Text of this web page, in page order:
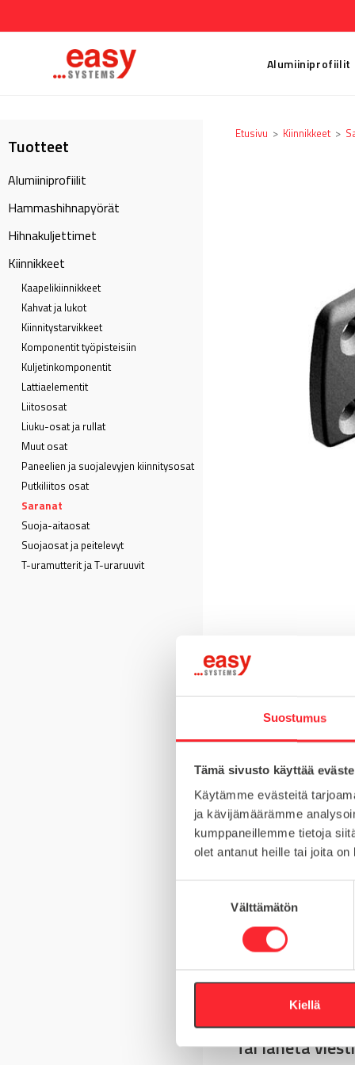
Suostumus
Tämä sivusto käyttää
Käytämme evästeitä
ja kävijämäärämme
kumppaneillemme tietoja
olet antanut heille tai joita
k
Välttämätön
Kiellä
Alumiiniprofiilit
Tuotteet
Alumiiniprofiilit
Hammashihnapyörät
Hihnakuljettimet
Kiinnikkeet
Kaapeli­kiinnikkeet
Kahvat ja lukot
Kiinnitystarvikkeet
Komponentit työpisteisiin
Kuljetin­komponentit
Lattia­elementit
Liitososat
Liuku-osat ja rullat
Muut osat
Paneelien ja suojalevyjen kiinnitysosat
Putkiliitos osat
Saranat
Suoja-aitaosat
Suojaosat ja peitelevyt
T-uramutterit ja T-uraruuvit
Etusivu > Kiinnikkeet >
MATERIAALI
MYYNTIERÄ
URA
Kysy tuotteista:
+358 10 5262 290
Tai lähetä